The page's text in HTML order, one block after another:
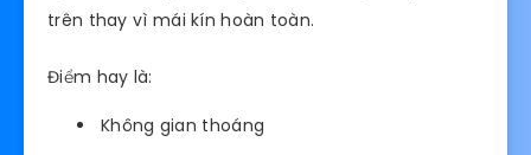
trên thay vì mái kín hoàn toàn.
Điểm hay là:
Không gian thoáng